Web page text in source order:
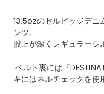
品
を
追
す
る
13.5ozのセルビッジデニ
ンツ。
股上が深くレギュラーシ
ベルト裏には『
キにはネルチェックを使